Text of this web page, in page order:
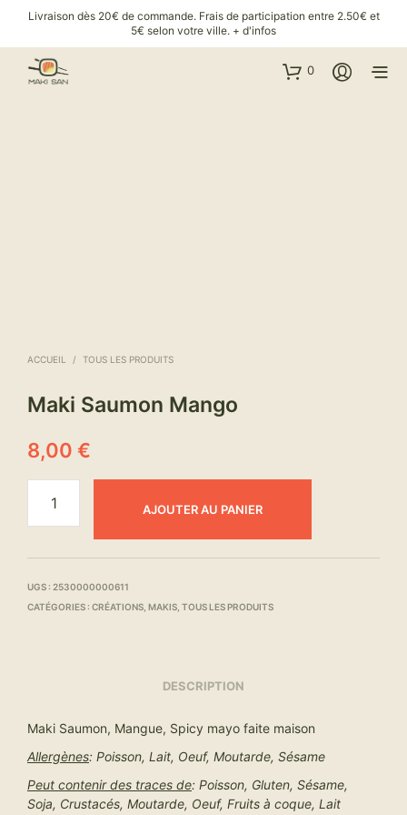
Livraison dès 20€ de commande. Frais de participation entre 2.50€ et
5€ selon votre ville. + d'infos
0
ACCUEIL / TOUS LES PRODUITS
Maki Saumon Mango
8,00 €
AJOUTER AU PANIER
UGS : 2530000000611
CATÉGORIES : CRÉATIONS MAKIS TOUS LES PRODUITS
DESCRIPTION
Maki Saumon, Mangue, Spicy mayo faite maison
Allergènes: Poisson, Lait, Oeuf, Moutarde, Sésame
Peut contenir des traces de: Poisson, Gluten, Sésame,
Soja, Crustacés, Moutarde, Oeuf, Fruits à coque, Lait